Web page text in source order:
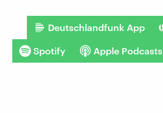
Deutschlandfunk App
Spotify Apple Podcasts